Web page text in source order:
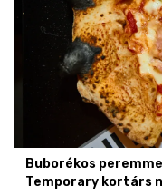
Buborékos
Temporary kortárs